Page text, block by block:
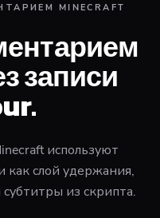
MINECRAFT
записи
используют
как слой удержания,
субтитры из скрипта.